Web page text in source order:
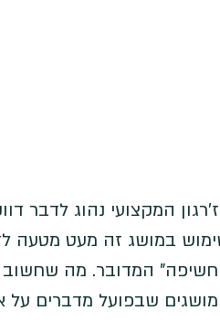
המקצועי נהוג לדבר
במושג זה מעט מטעה
המדובר. מה שחשוב
שבפועל מדברים על